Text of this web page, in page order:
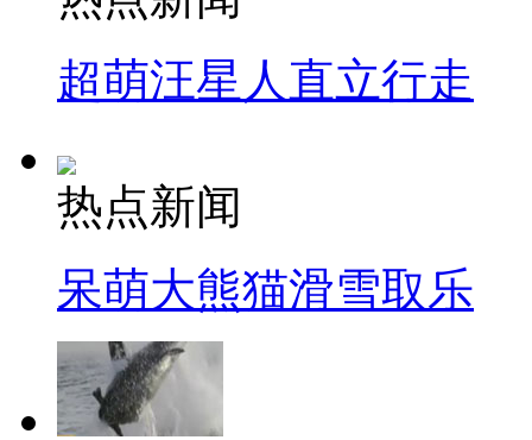
超萌汪星人直立行走
热点新闻
呆萌大熊猫滑雪取乐